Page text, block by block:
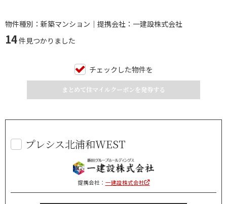
物件種別：新築マンション｜提携会社：一建設株式会社
14件見つかりました
チェックした物件を
まとめて住マイルクーポンを発券する
プレシス北浦和WEST
提携会社： 一建設株式会社